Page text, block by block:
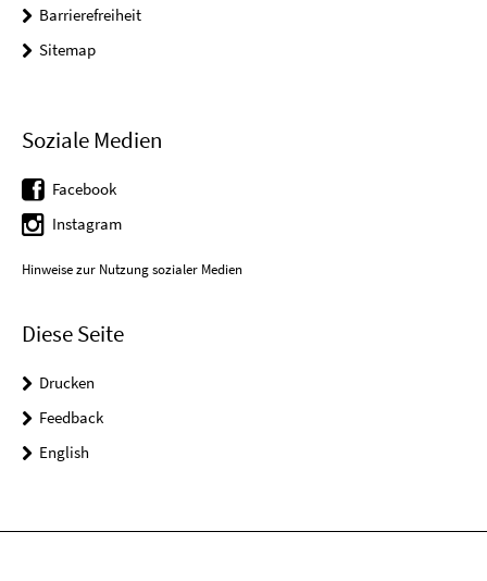
Barrierefreiheit
Sitemap
Soziale Medien
Facebook
Instagram
Hinweise zur Nutzung sozialer Medien
Diese Seite
Drucken
Feedback
English